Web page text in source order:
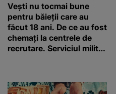
Vești nu tocmai bune
pentru băieții care au
făcut 18 ani. De ce au fost
chemați la centrele de
recrutare. Serviciul militar